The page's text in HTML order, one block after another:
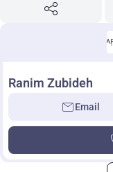
Ranim Zubideh
Email